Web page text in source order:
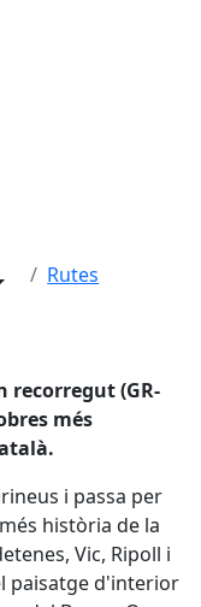
Rutes
recorregut (GR-
més
i passa per
història de la
Vic, Ripoll i
paisatge d'interior